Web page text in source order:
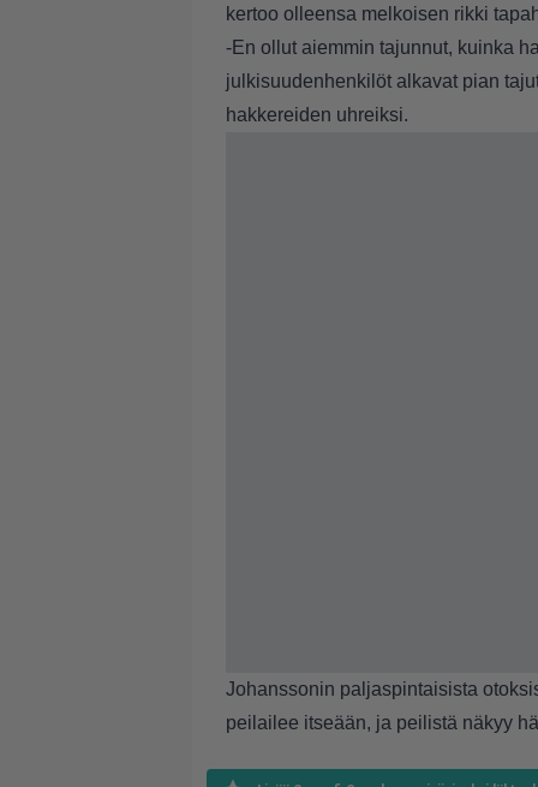
kertoo olleensa melkoisen rikki
-En ollut aiemmin tajunnut, kuinka
julkisuudenhenkilöt alkavat pian
hakkereiden uhreiksi.
Johanssonin paljaspintaisista
peilailee itseään, ja peilistä näkyy